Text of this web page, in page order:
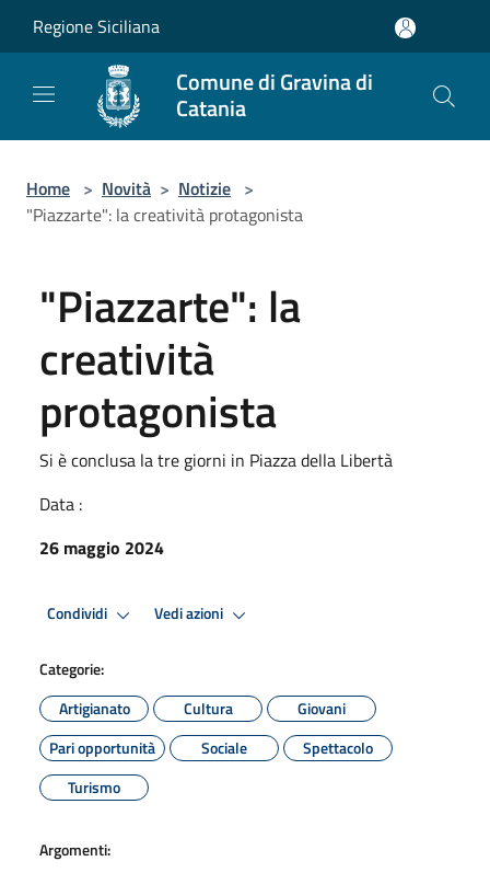
Regione Siciliana
Comune di Gravina di
Catania
Home > Novità > Notizie >
"Piazzarte": la creatività protagonista
"Piazzarte": la
creatività
protagonista
Si è conclusa la tre giorni in Piazza della Libertà
Data :
26 maggio 2024
Condividi Vedi azioni
Categorie:
Artigianato
Cultura
Giovani
Pari opportunità
Sociale
Spettacolo
Turismo
Argomenti: